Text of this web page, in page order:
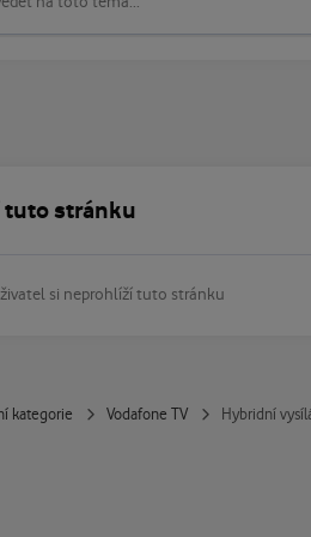
tuto stránku
si neprohlíží tuto stránku
kategorie Vodafone TV Hybridní